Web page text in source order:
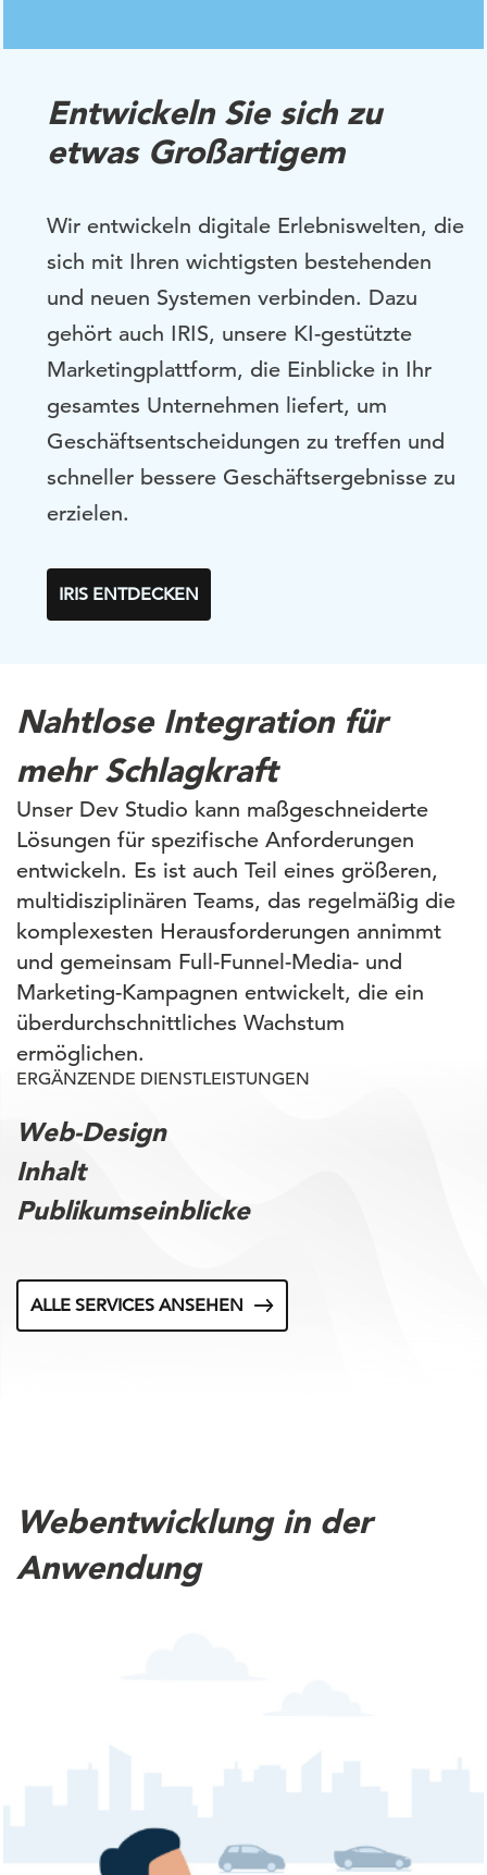
Entwickeln Sie sich zu
etwas Großartigem
Wir entwickeln digitale Erlebniswelten, die
sich mit Ihren wichtigsten bestehenden
und neuen Systemen verbinden. Dazu
gehört auch IRIS, unsere KI-gestützte
Marketingplattform, die Einblicke in Ihr
gesamtes Unternehmen liefert, um
Geschäftsentscheidungen zu treffen und
schneller bessere Geschäftsergebnisse zu
erzielen.
IRIS ENTDECKEN
Nahtlose Integration für
mehr Schlagkraft
Unser Dev Studio kann maßgeschneiderte
Lösungen für spezifische Anforderungen
entwickeln. Es ist auch Teil eines größeren,
multidisziplinären Teams, das regelmäßig die
komplexesten Herausforderungen annimmt
und gemeinsam Full-Funnel-Media- und
Marketing-Kampagnen entwickelt, die ein
überdurchschnittliches Wachstum
ermöglichen.
ERGÄNZENDE DIENSTLEISTUNGEN
Web-Design
Inhalt
Publikumseinblicke
ALLE SERVICES ANSEHEN
Webentwicklung in der
Anwendung